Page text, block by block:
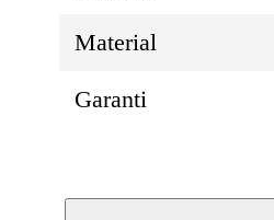
Material
Garanti